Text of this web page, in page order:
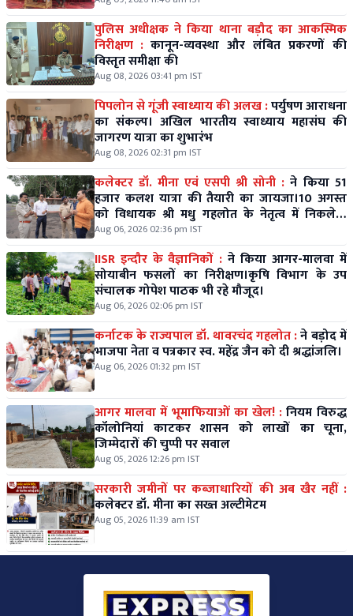
पुलिस अधीक्षक ने किया थाना बड़ौद का आकस्मिक
निरीक्षण : कानून-व्यवस्था और लंबित प्रकरणों की
विस्तृत समीक्षा की
Aug 08, 2026 03:41 pm IST
पिपलोन से गूंजी स्वाध्याय की अलख :पर्युषण आराधना
का संकल्प। अखिल भारतीय स्वाध्याय महासंघ की
जागरण यात्रा का शुभारंभ
Aug 08, 2026 02:31 pm IST
कलेक्टर डॉ. मीना एवं एसपी श्री सोनी : ने किया 51
हजार कलश यात्रा की तैयारी का जायजा।10 अगस्त
को विधायक श्री मधु गहलोत के नेतृत्व में निकलेगी
विशाल कलश यात्रा।
Aug 06, 2026 02:36 pm IST
IISR इन्दौर के वैज्ञानिकों : ने किया आगर-मालवा में
सोयाबीन फसलों का निरीक्षण।कृषि विभाग के उप
संचालक गोपेश पाठक भी रहे मौजूद।
Aug 06, 2026 02:06 pm IST
कर्नाटक के राज्यपाल डॉ. थावरचंद गहलोत :ने बड़ोद में
भाजपा नेता व पत्रकार स्व. महेंद्र जैन को दी श्रद्धांजलि।
Aug 06, 2026 01:32 pm IST
आगर मालवा में भूमाफियाओं का खेल! :नियम विरुद्ध
कॉलोनियां काटकर शासन को लाखों का चूना,
जिम्मेदारों की चुप्पी पर सवाल
Aug 05, 2026 12:26 pm IST
सरकारी जमीनों पर कब्जाधारियों की अब खैर नहीं :
कलेक्टर डॉ. मीना का सख्त अल्टीमेटम
Aug 05, 2026 11:39 am IST